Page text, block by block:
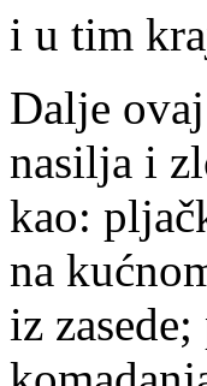
i u tim
Dalje
nasilja i
kao:
na
iz